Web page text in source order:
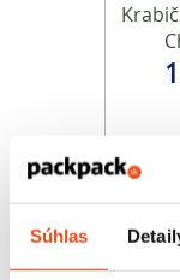
Súhlas